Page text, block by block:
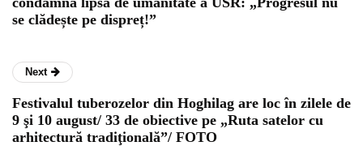
se clădește pe dispreț!”
Next
Festivalul tuberozelor din Hoghilag are loc în zilele de
9 şi 10 august/ 33 de obiective pe „Ruta satelor cu
arhitectură tradiţională”/ FOTO